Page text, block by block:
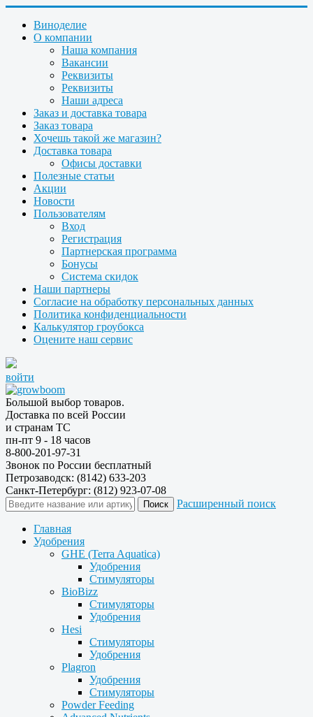
Виноделие
О компании
Наша компания
Вакансии
Реквизиты
Реквизиты
Наши адреса
Заказ и доставка товара
Заказ товара
Хочешь такой же магазин?
Доставка товара
Офисы доставки
Полезные статьи
Акции
Новости
Пользователям
Вход
Регистрация
Партнерская программа
Бонусы
Система скидок
Наши партнеры
Согласие на обработку персональных данных
Политика конфиденциальности
Калькулятор гроубокса
Оцените наш сервис
войти
Большой выбор товаров.
Доставка по всей России
и странам ТС
пн-пт 9 - 18 часов
8-800-201-97-31
Звонок по России бесплатный
Петрозаводск: (8142) 633-203
Санкт-Петербург: (812) 923-07-08
Расширенный поиск
Главная
Удобрения
GHE (Terra Aquatica)
Удобрения
Стимуляторы
BioBizz
Стимуляторы
Удобрения
Hesi
Стимуляторы
Удобрения
Plagron
Удобрения
Стимуляторы
Powder Feeding